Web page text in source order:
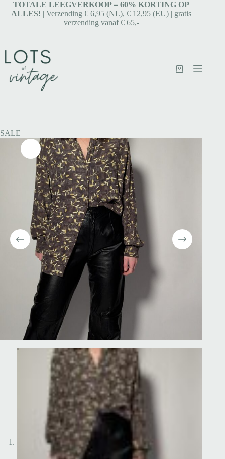
TOTALE LEEGVERKOOP = 60% KORTING OP
ALLES! | Verzending € 6,95 (NL), € 12,95 (EU) | gratis
verzending vanaf € 65,-
SALE